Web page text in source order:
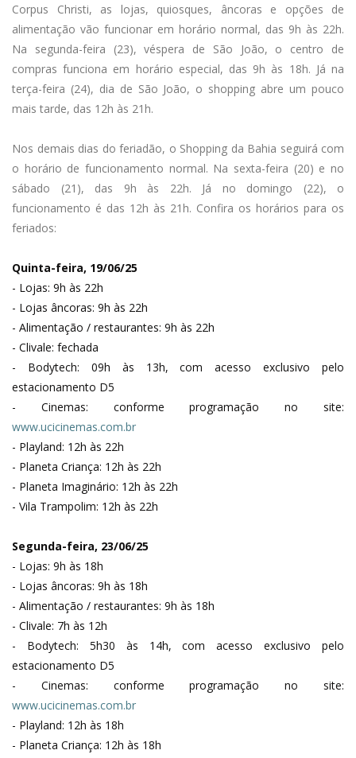
Corpus Christi, as lojas, quiosques, âncoras e opções de
alimentação vão funcionar em horário normal, das 9h às 22h.
Na segunda-feira (23), véspera de São João, o centro de
compras funciona em horário especial, das 9h às 18h. Já na
terça-feira (24), dia de São João, o shopping abre um pouco
mais tarde, das 12h às 21h.
Nos demais dias do feriadão, o Shopping da Bahia seguirá com
o horário de funcionamento normal. Na sexta-feira (20) e no
sábado (21), das 9h às 22h. Já no domingo (22), o
funcionamento é das 12h às 21h. Confira os horários para os
feriados:
Quinta-feira, 19/06/25
- Lojas: 9h às 22h
- Lojas âncoras: 9h às 22h
- Alimentação / restaurantes: 9h às 22h
- Clivale: fechada
- Bodytech: 09h às 13h, com acesso exclusivo pelo
estacionamento D5
- Cinemas: conforme programação no site:
www.ucicinemas.com.br
- Playland: 12h às 22h
- Planeta Criança: 12h às 22h
- Planeta Imaginário: 12h às 22h
- Vila Trampolim: 12h às 22h
Segunda-feira, 23/06/25
- Lojas: 9h às 18h
- Lojas âncoras: 9h às 18h
- Alimentação / restaurantes: 9h às 18h
- Clivale: 7h às 12h
- Bodytech: 5h30 às 14h, com acesso exclusivo pelo
estacionamento D5
- Cinemas: conforme programação no site:
www.ucicinemas.com.br
- Playland: 12h às 18h
- Planeta Criança: 12h às 18h